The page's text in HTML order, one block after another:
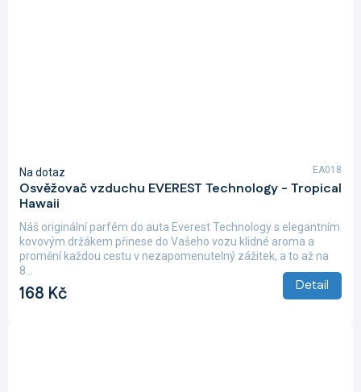
Osvěžovač vzduchu EVEREST Technology - Tropical
Hawaii
Na dotaz
168 Kč Detail
Náš originální parfém do auta Everest Technology s elegantním
kovovým držákem přinese do Vašeho vozu klidné aroma a
promění každou cestu v nezapomenutelný zážitek, a to až na
8...
EA018